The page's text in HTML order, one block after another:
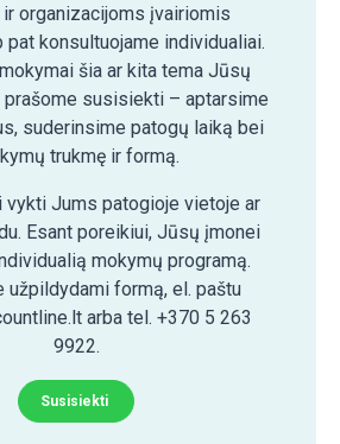
organizacijoms įvairiomis
pat konsultuojame individualiai.
šia ar kita tema Jūsų
prašome susisiekti – aptarsime
suderinsime patogų laiką bei
trukmę ir formą.
vykti Jums patogioje vietoje ar
Esant poreikiui, Jūsų įmonei
mokymų programą.
užpildydami formą, el. paštu
arba tel. +370 5 263
9922.
Susisiekti